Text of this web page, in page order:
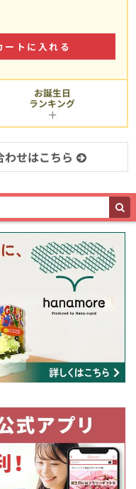
ートに入れる
お誕生日
ランキング
わせはこちら